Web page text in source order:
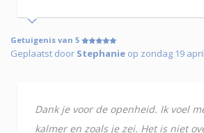
Getuigenis van 5
Geplaatst door Stephanie op zondag 19
Dank je voor de openheid. Ik voel
kalmer en zoals je zei. Het is niet